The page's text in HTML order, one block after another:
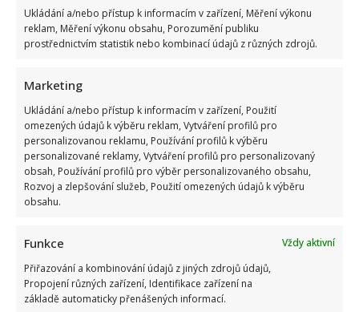
Ukládání a/nebo přístup k informacím v zařízení, Měření výkonu
reklam, Měření výkonu obsahu, Porozumění publiku
prostřednictvím statistik nebo kombinací údajů z různých zdrojů.
Marketing
Ukládání a/nebo přístup k informacím v zařízení, Použití
omezených údajů k výběru reklam, Vytváření profilů pro
personalizovanou reklamu, Používání profilů k výběru
personalizované reklamy, Vytváření profilů pro personalizovaný
obsah, Používání profilů pro výběr personalizovaného obsahu,
Rozvoj a zlepšování služeb, Použití omezených údajů k výběru
obsahu.
Funkce
Vždy aktivní
Přiřazování a kombinování údajů z jiných zdrojů údajů,
Propojení různých zařízení, Identifikace zařízení na
základě automaticky přenášených informací.